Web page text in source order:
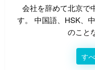
会社を辞めて北京で
す。 中国語、HSK、
のこと
す